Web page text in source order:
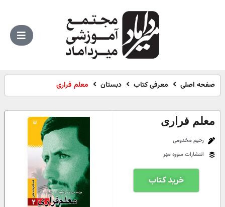
صفحه اصلی معرفی کتاب دبستان معلم فراری
معلم فراری
رحیم مخدومی
انتشارات سوره مهر
خرید کتاب